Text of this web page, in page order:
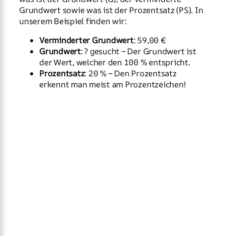
Grundwert sowie was ist der Prozentsatz (PS). In
unserem Beispiel finden wir:
Verminderter Grundwert: 59,00 €
Grundwert: ? gesucht – Der Grundwert ist
der Wert, welcher den 100 % entspricht.
Prozentsatz: 20 % – Den Prozentsatz
erkennt man meist am Prozentzeichen!